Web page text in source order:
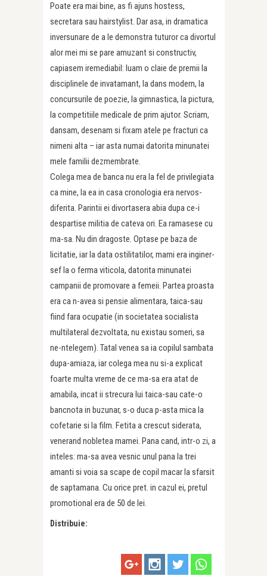
Poate era mai bine, as fi ajuns hostess,
secretara sau hairstylist. Dar asa, in dramatica
inversunare de a le demonstra tuturor ca divortul
alor mei mi se pare amuzant si constructiv,
capiasem iremediabil: luam o claie de premii la
disciplinele de invatamant, la dans modern, la
concursurile de poezie, la gimnastica, la pictura,
la competitiile medicale de prim ajutor. Scriam,
dansam, desenam si fixam atele pe fracturi ca
nimeni alta – iar asta numai datorita minunatei
mele familii dezmembrate.
Colega mea de banca nu era la fel de privilegiata
ca mine, la ea in casa cronologia era nervos-
diferita. Parintii ei divortasera abia dupa ce-i
despartise militia de cateva ori. Ea ramasese cu
ma-sa. Nu din dragoste. Optase pe baza de
licitatie, iar la data ostilitatilor, mami era inginer-
sef la o ferma viticola, datorita minunatei
campanii de promovare a femeii. Partea proasta
era ca n-avea si pensie alimentara, taica-sau
fiind fara ocupatie (in societatea socialista
multilateral dezvoltata, nu existau someri, sa
ne-ntelegem). Tatal venea sa ia copilul sambata
dupa-amiaza, iar colega mea nu si-a explicat
foarte multa vreme de ce ma-sa era atat de
amabila, incat ii strecura lui taica-sau cate-o
bancnota in buzunar, s-o duca p-asta mica la
cofetarie si la film. Fetita a crescut siderata,
venerand nobletea mamei. Pana cand, intr-o zi, a
inteles: ma-sa avea vesnic unul pana la trei
amanti si voia sa scape de copil macar la sfarsit
de saptamana. Cu orice pret. in cazul ei, pretul
promotional era de 50 de lei.
Distribuie: